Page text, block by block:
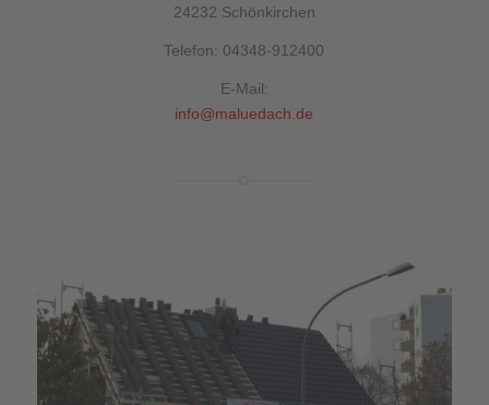
24232 Schönkirchen
Telefon: 04348-912400
E-Mail:
info@maluedach.de